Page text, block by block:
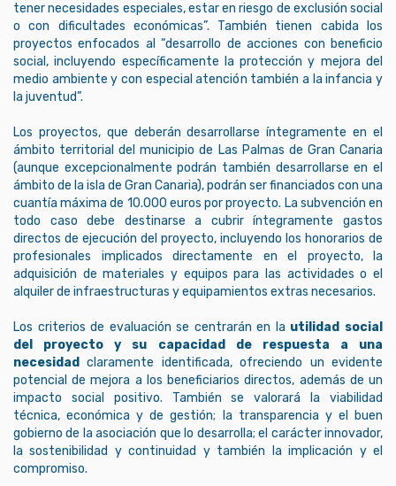
tener necesidades especiales, estar en riesgo de exclusión social
o con dificultades económicas”. También tienen cabida los
proyectos enfocados al “desarrollo de acciones con beneficio
social, incluyendo específicamente la protección y mejora del
medio ambiente y con especial atención también a la infancia y
la juventud”.
Los proyectos, que deberán desarrollarse íntegramente en el
ámbito territorial del municipio de Las Palmas de Gran Canaria
(aunque excepcionalmente podrán también desarrollarse en el
ámbito de la isla de Gran Canaria), podrán ser financiados con una
cuantía máxima de 10.000 euros por proyecto. La subvención en
todo caso debe destinarse a cubrir íntegramente gastos
directos de ejecución del proyecto, incluyendo los honorarios de
profesionales implicados directamente en el proyecto, la
adquisición de materiales y equipos para las actividades o el
alquiler de infraestructuras y equipamientos extras necesarios.
Los criterios de evaluación se centrarán en la utilidad social
del proyecto y su capacidad de respuesta a una
necesidad claramente identificada, ofreciendo un evidente
potencial de mejora a los beneficiarios directos, además de un
impacto social positivo. También se valorará la viabilidad
técnica, económica y de gestión; la transparencia y el buen
gobierno de la asociación que lo desarrolla; el carácter innovador,
la sostenibilidad y continuidad y también la implicación y el
compromiso.